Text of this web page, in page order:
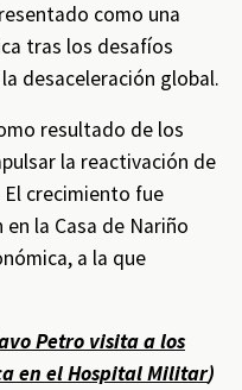
como una
tras los desafíos
desaceleración global.
resultado de los
la reactivación de
crecimiento fue
la Casa de Nariño
a la que
Petro visita a los
en el Hospital Militar)